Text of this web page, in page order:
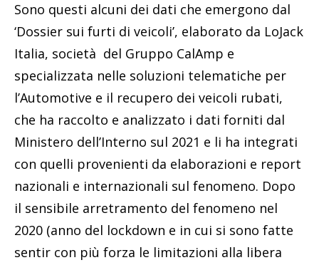
Sono questi alcuni dei dati che emergono dal
‘Dossier sui furti di veicoli’, elaborato da LoJack
Italia, società del Gruppo CalAmp e
specializzata nelle soluzioni telematiche per
l’Automotive e il recupero dei veicoli rubati,
che ha raccolto e analizzato i dati forniti dal
Ministero dell’Interno sul 2021 e li ha integrati
con quelli provenienti da elaborazioni e report
nazionali e internazionali sul fenomeno. Dopo
il sensibile arretramento del fenomeno nel
2020 (anno del lockdown e in cui si sono fatte
sentir con più forza le limitazioni alla libera